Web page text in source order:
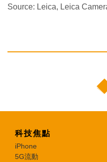
Source: Leica, Leica
科技焦點
iPhone
5G流動